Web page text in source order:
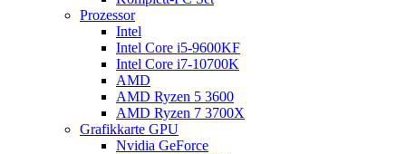
Prozessor
Intel
Intel Core i5-9600KF
Intel Core i7-10700K
AMD
AMD Ryzen 5 3600
AMD Ryzen 7 3700X
Grafikkarte GPU
Nvidia GeForce